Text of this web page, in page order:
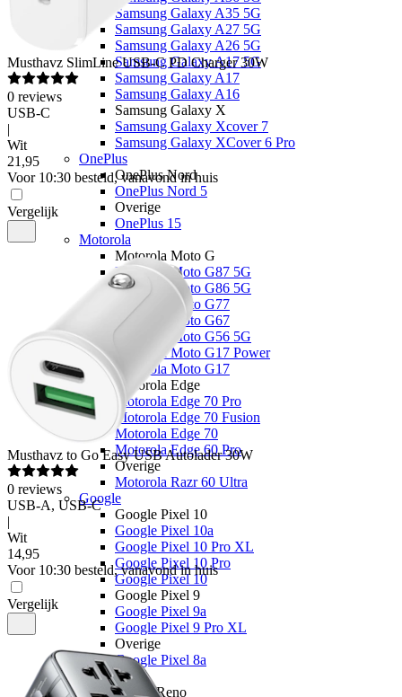
Samsung Galaxy A35 5G
Samsung Galaxy A27 5G
Samsung Galaxy A26 5G
Samsung Galaxy A17 5G
Samsung Galaxy A17
Samsung Galaxy A16
Samsung Galaxy X
Samsung Galaxy Xcover 7
Samsung Galaxy XCover 6 Pro
OnePlus
OnePlus Nord
OnePlus Nord 5
Overige
OnePlus 15
Motorola
Motorola Moto G
Motorola Moto G87 5G
Motorola Moto G86 5G
Motorola Moto G77
Motorola Moto G67
Motorola Moto G56 5G
Motorola Moto G17 Power
Motorola Moto G17
Motorola Edge
Motorola Edge 70 Pro
Motorola Edge 70 Fusion
Motorola Edge 70
Motorola Edge 60 Pro
Overige
Motorola Razr 60 Ultra
Google
Google Pixel 10
Google Pixel 10a
Google Pixel 10 Pro XL
Google Pixel 10 Pro
Google Pixel 10
Google Pixel 9
Google Pixel 9a
Google Pixel 9 Pro XL
Overige
Google Pixel 8a
OPPO
OPPO Reno
Musthavz SlimLine USB-C PD Charger 30W
0 reviews
USB-C
|
Wit
21 ,95
Voor 10:30 besteld, vanavond in huis
Vergelijk
Musthavz to Go Easy USB Autolader 30W
0 reviews
USB-A, USB-C
|
Wit
14,95
Voor 10:30 besteld, vanavond in huis
Vergelijk